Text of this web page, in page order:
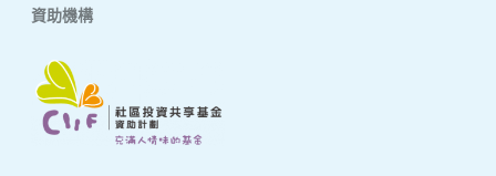
資助機構